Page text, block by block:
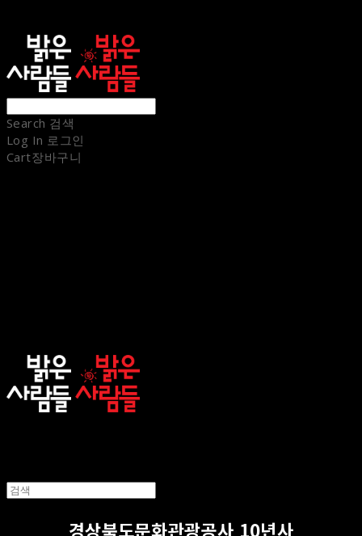
Search 검색
Log In 로그인
Cart장바구니
경상북도문화관광공사 10년사